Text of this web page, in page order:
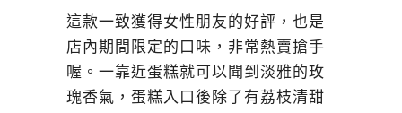
這款一致獲得女性朋友的好評，也是
店內期間限定的口味，非常熱賣搶手
喔。一靠近蛋糕就可以聞到淡雅的玫
瑰香氣，蛋糕入口後除了有荔枝清甜